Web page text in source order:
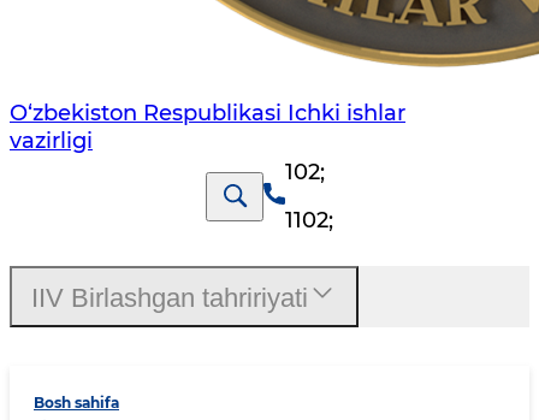
O‘zbеkiston Rеspublikаsi Ichki ishlаr
vаzirligi
102;
1102;
Bosh sahifa
IIV Birlashgan tahririyati